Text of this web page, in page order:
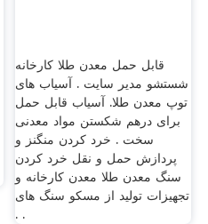
قابل حمل معدن طلا کارخانه
شستشو مدیر سایت . آسیاب های
توپ معدن طلا. آسیاب قابل حمل
برای درهم شکستن مواد معدنی
سخت . ‌خرد کردن منگنز و
پردازش حمل و نقل خرد کردن
سنگ معدن طلا معدن کارخانه و
تجهیزات تولید از مسکو سنگ های
. .